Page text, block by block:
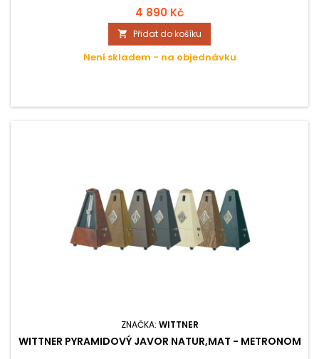
4 890 Kč
 Přidat do košíku
Není skladem - na objednávku
ZNAČKA: WITTNER
WITTNER PYRAMIDOVÝ JAVOR NATUR,MAT - METRONOM